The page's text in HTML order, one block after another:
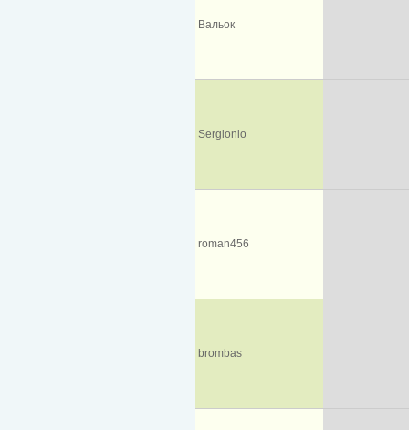
Вальок
Sergionio
roman456
brombas